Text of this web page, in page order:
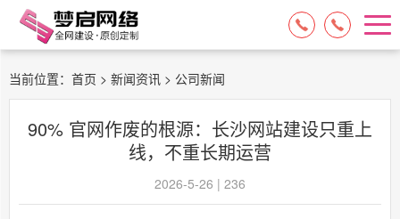
15084717329
当前位置： 首页 > 新闻资讯 > 公司新闻
90% 官网作废的根源：长沙网站建设只重上
线，不重长期运营
2026-5-26 | 236